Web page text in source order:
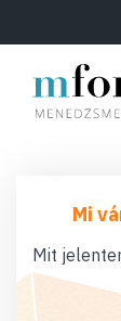
Mi
Mit